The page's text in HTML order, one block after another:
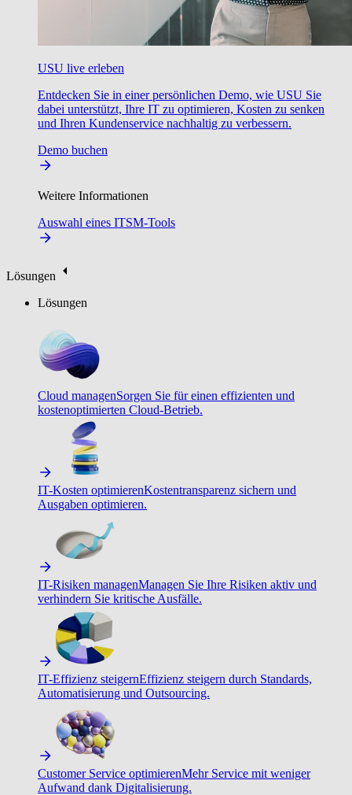
USU live erleben
Entdecken Sie in einer persönlichen Demo, wie USU Sie
dabei unterstützt, Ihre IT zu optimieren, Kosten zu senken
und Ihren Kundenservice nachhaltig zu verbessern.
Demo buchen
Weitere Informationen
Auswahl eines ITSM-Tools
Lösungen
Lösungen
Cloud managenSorgen Sie für einen effizienten und
kostenoptimierten Cloud-Betrieb.
IT-Kosten optimierenKostentransparenz sichern und
Ausgaben optimieren.
IT-Risiken managenManagen Sie Ihre Risiken aktiv und
verhindern Sie kritische Ausfälle.
IT-Effizienz steigernEffizienz steigern durch Standards,
Automatisierung und Outsourcing.
Customer Service optimierenMehr Service mit weniger
Aufwand dank Digitalisierung.